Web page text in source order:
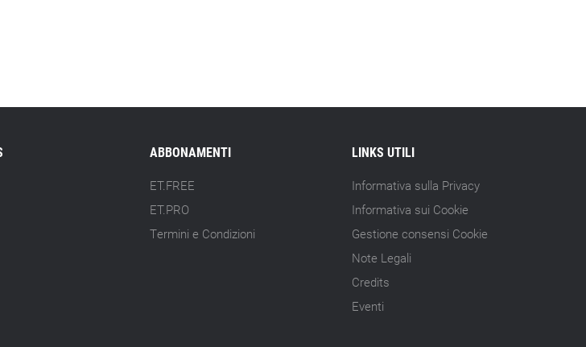
ABBONAMENTI
ET.FREE
ET.PRO
Termini e Condizioni
LINKS UTILI
Informativa sulla Privacy
Informativa sui Cookie
Gestione consensi Cookie
Note Legali
Credits
Eventi